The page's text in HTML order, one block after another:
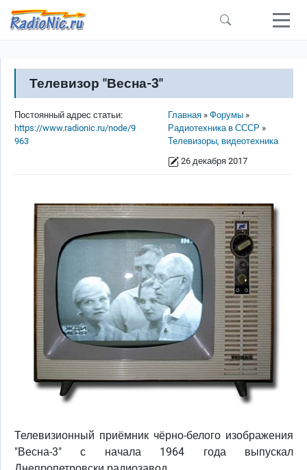
Перейти к основному содержанию
Телевизор "Весна-3"
Строка навигации
Главная
Форумы
Радиотехника в СССР
Телевизоры, видеотехника
26 декабря 2017
Постоянный адрес статьи:
https://www.radionic.ru/node/9
963
Телевизионный приёмник чёрно-белого изображения
"Весна-3" с начала 1964 года выпускал